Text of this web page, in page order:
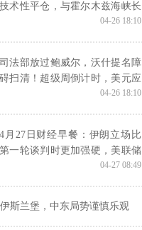
技术性平仓，与霍尔木兹海峡长
04-26 18:10
司法部放过鲍威尔，沃什提名障
碍扫清！超级周倒计时，美元应
04-26 18:10
4月27日财经早餐：伊朗立场比
第一轮谈判时更加强硬，美联储
年内加息概率升温，金价测试
04-27 08:49
斯兰堡，中东局势谨慎乐观